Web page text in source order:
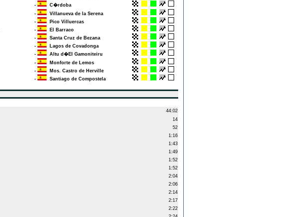
-
C�rdoba
-
Villanueva de la Serena
-
Pico Villuercas
-
El Barraco
-
Santa Cruz de Bezana
-
Lagos de Covadonga
-
Altu d�El Gamoniteiru
-
Monforte de Lemos
-
Mos. Castro de Herville
- Santiago de Compostela
44:02
14
52
1:16
1:43
1:49
1:52
1:52
2:04
2:06
2:14
2:17
2:22